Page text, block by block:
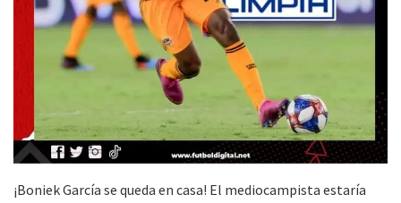
¡Boniek García se queda en casa! El mediocampista estaría